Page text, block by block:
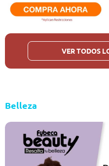
VER TODOS
Belleza